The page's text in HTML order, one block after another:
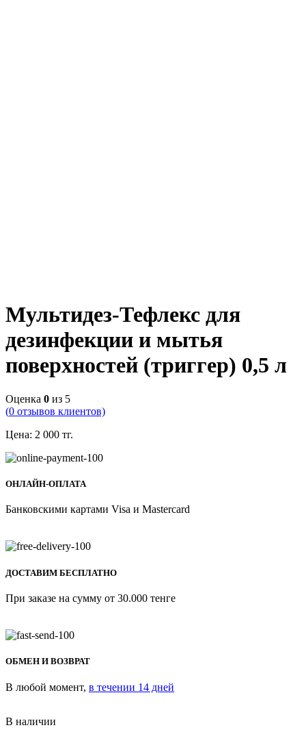
Мультидез-Тефлекс для
дезинфекции и мытья
поверхностей (триггер) 0,5 л
Оценка 0 из 5
(0 отзывов клиентов)
Цена: 2 000 тг.
ОНЛАЙН-ОПЛАТА
Банковскими картами Visa и Mastercard
ДОСТАВИМ БЕСПЛАТНО
При заказе на сумму от 30.000 тенге
ОБМЕН И ВОЗВРАТ
В любой момент, в течении 14 дней
В наличии